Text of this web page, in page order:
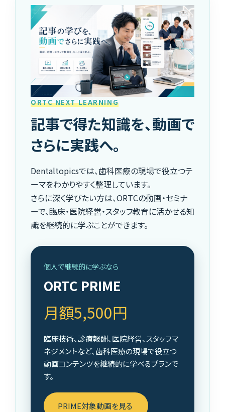
ORTC NEXT LEARNING
記事で得た知識を、動画で
さらに実践へ。
Dentaltopicsでは、歯科医療の現場で役立つテ
ーマをわかりやすく整理しています。
さらに深く学びたい方は、ORTCの動画・セミナ
ーで、臨床・医院経営・スタッフ教育に活かせる知
識を継続的に学ぶことができます。
個人で継続的に学ぶなら
ORTC PRIME
月額5,500円
臨床技術、診療報酬、医院経営、スタッフマ
ネジメントなど、歯科医療の現場で役立つ
動画コンテンツを継続的に学べるプランで
す。
PRIME対象動画を見る